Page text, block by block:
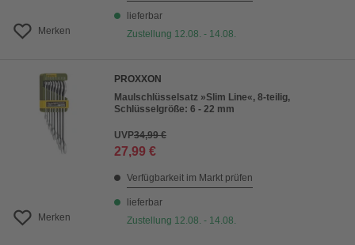
Merken
lieferbar
Zustellung 12.08. - 14.08.
Merken
PROXXON
Maulschlüsselsatz »Slim Line«, 8-teilig,
Schlüsselgröße: 6 - 22 mm
UVP34,99 €
27,99 €
Verfügbarkeit im Markt prüfen
lieferbar
Zustellung 12.08. - 14.08.